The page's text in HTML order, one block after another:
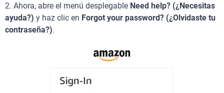
2. Ahora, abre el menú desplegable Need help? (¿Necesitas
ayuda?) y haz clic en Forgot your password? (¿Olvidaste tu
contraseña?).